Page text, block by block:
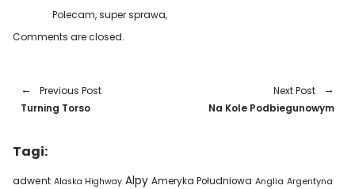
Polecam, super sprawa,
Comments are closed.
Previous Post
Turning Torso
Next Post
Na Kole Podbiegunowym
Tagi:
adwent Alaska Highway Alpy Ameryka Południowa Anglia Argentyna